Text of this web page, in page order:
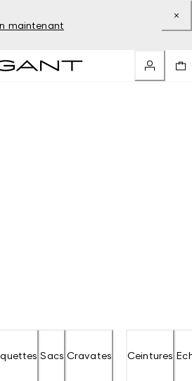
maintenant
Sacs Cravates Ceintures